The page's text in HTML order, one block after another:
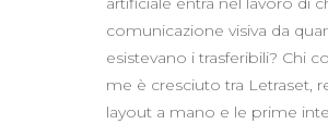
comunicazione visiva da
esistevano i trasferibili? Chi
me è cresciuto tra Letraset,
layout a mano e le prime